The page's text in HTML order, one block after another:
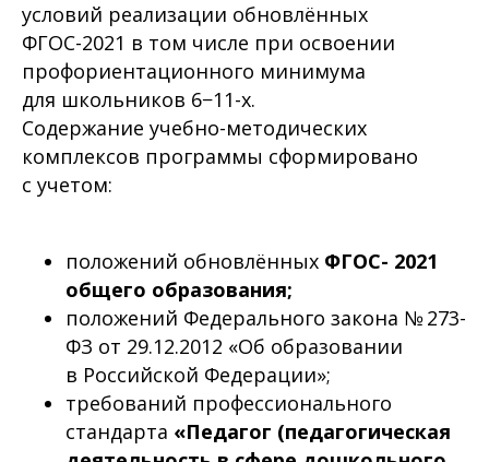
условий реализации обновлённых
ФГОС-2021 в том числе при освоении
профориентационного минимума
для школьников 6−11-х.
Содержание учебно-методических
комплексов программы сформировано
с учетом:
положений обновлённых ФГОС- 2021
общего образования;
положений Федерального закона № 273-
ФЗ от 29.12.2012 «Об образовании
в Российской Федерации»;
требований профессионального
стандарта «Педагог (педагогическая